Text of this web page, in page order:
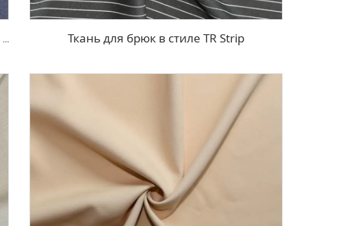
Ткань, похожая на деним, из полиэстера и вискозы Ткань для брюк в стиле TR Strip